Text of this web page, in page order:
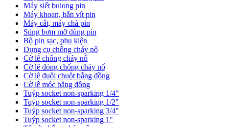
Máy siết bulong pin
Máy khoan, bắn vít pin
Máy cắt, máy chà pin
Súng bơm mỡ dùng pin
Bộ pin sạc, phụ kiện
Dụng cụ chống cháy nổ
Cờ lê chống cháy nổ
Cờ lê đóng chống cháy nổ
Cờ lê đuôi chuột bằng đồng
Cờ lê móc bằng đồng
Tuýp socket non-sparking 1/4"
Tuýp socket non-sparking 1/2"
Tuýp socket non-sparking 3/4"
Tuýp socket non-sparking 1"